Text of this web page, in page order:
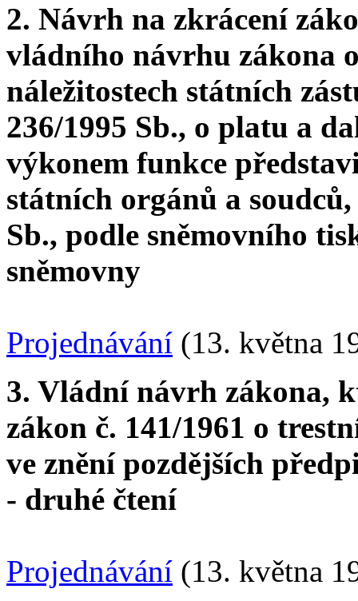
2. Návrh na zkrácení
vládního návrhu zákona
náležitostech státních
236/1995 Sb., o platu a
výkonem funkce
státních orgánů a
Sb., podle sněmovního
sněmovny
Projednávání (13. května
3. Vládní návrh zákona,
zákon č. 141/1961 o
ve znění pozdějších
- druhé čtení
Projednávání (13. května